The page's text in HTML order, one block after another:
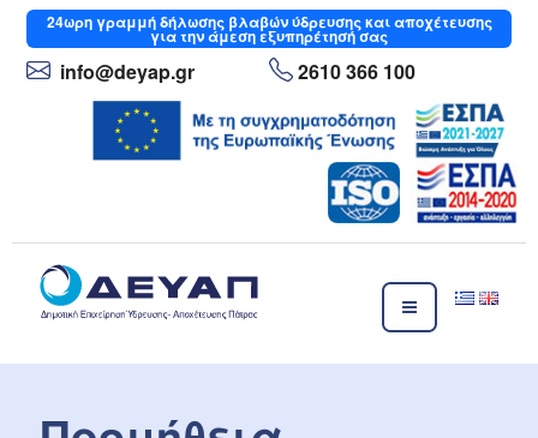
Μετάβαση
στο
περιεχόμενο
24ωρηγραμμή δήλωσης βλαβών ύδρευσης και αποχέτευσης
για την άμεση εξυπηρέτησή σας
info@deyap.gr 2610 366 100
Δημοτική Επιχείρηση Ύδρευσης- Αποχέτευσης Πάτρας